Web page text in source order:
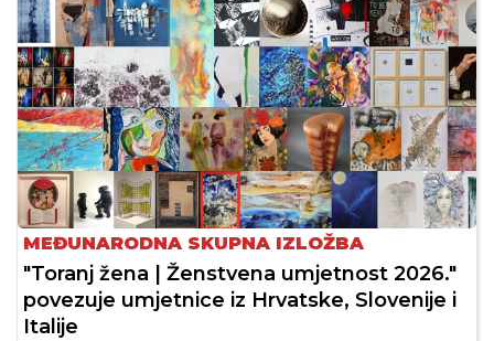
MEĐUNARODNA SKUPNA IZLOŽBA
"Toranj žena | Ženstvena umjetnost 2026."
povezuje umjetnice iz Hrvatske, Slovenije i
Italije